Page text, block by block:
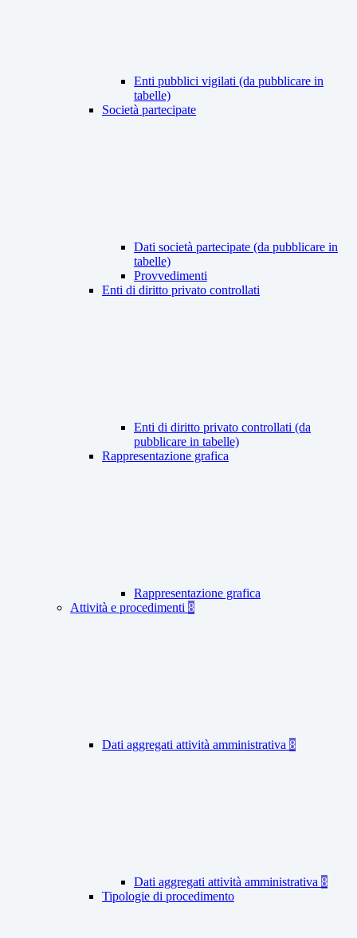
Enti pubblici vigilati (da pubblicare in
tabelle)
Società partecipate
Dati società partecipate (da pubblicare in
tabelle)
Provvedimenti
Enti di diritto privato controllati
Enti di diritto privato controllati (da
pubblicare in tabelle)
Rappresentazione grafica
Rappresentazione grafica
Attività e procedimenti 8
Dati aggregati attività amministrativa 8
Dati aggregati attività amministrativa 8
Tipologie di procedimento